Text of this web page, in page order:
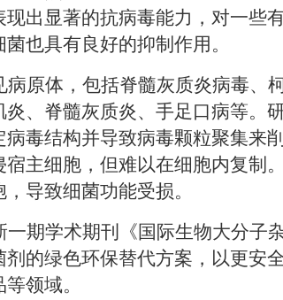
出显著的抗病毒能力，对一些
也具有良好的抑制作用。
病原体，包括脊髓灰质炎病毒、
、脊髓灰质炎、手足口病等。
毒结构并导致病毒颗粒聚集来
主细胞，但难以在细胞内复制
导致细菌功能受损。
一期学术期刊《国际生物大分子
的绿色环保替代方案，以更安
领域。